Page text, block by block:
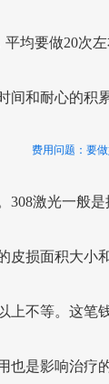
平均要做20次
间和耐心的积累
费用问题：要
308激光一般
皮损面积大小
上不等。这笔
也是影响治疗